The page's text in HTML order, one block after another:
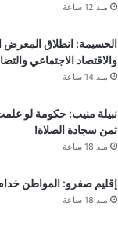
منذ 12 ساعة
الحسيمة: انطلاق المعرض
والاقتصاد الاجتماعي
منذ 14 ساعة
نبيلة منيب: حكومة لو
ثمن سجادة الصلاة!
منذ 18 ساعة
إقليم صفرو: المواطن
منذ 18 ساعة